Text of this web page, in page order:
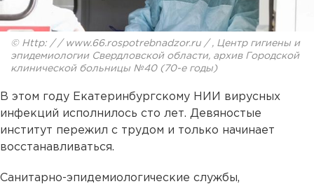
© Http: / / www.66.rospotrebnadzor.ru / , Центр гигиены и
эпидемиологии Свердловской области, архив Городской
клинической больницы №40 (70-е годы)
В этом году Екатеринбургскому НИИ вирусных
инфекций исполнилось сто лет. Девяностые
институт пережил с трудом и только начинает
восстанавливаться.
Санитарно-эпидемиологические службы,